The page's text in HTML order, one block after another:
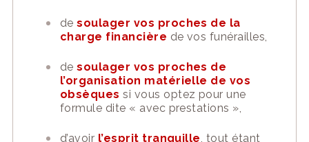
desoulager vos proches de la
charge financière de vos funérailles,
desoulager vos proches de
l’organisation matérielle de vos
obsèques si vous optez pour une
formule dite « avec prestations »,
d’avoir l’esprit tranquille, tout étant